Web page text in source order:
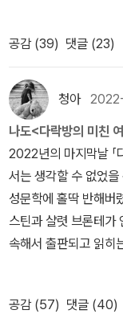
에 실린 광고에서는
어 손가락 사이로 젤(
게 튀어나온다. 광고
짜 같은 느낌이 든다'
에.움켜쥔 손에.나는
는 것 같았다. 움켜쥔
나 속눈썹을 올리고 볼
음식이 앞에 있어도
넣을까. 왜 여자들은
리 자신을 위한 만족이
야 한다. 그것이 예쁜
고, 이런 가슴이 예쁜
교를 졸업하기 전, 취
다고 한다.면전에서
고 이야기를 하는 회
다. 그리고 덩치도 있
자들이랑 비슷한 덩
다. 나도 작은 키는 아
선 친구 옆에 같이 있
이로 보게 되었다. 그
이 더 뚱뚱해 보인다
들마다 말랐다고 한
심이 상하여 공부를
할 것이라고 생각해서,
로 간주되는 울프가 곳
데, 이 과정에서 각자
어라는 개념으로 이해
를 주장할 때마다 우
장을 '반사' 하고 있다
이 없으므로 클라인
가만 보면 언제부턴
럼 보이는 것도 사실
기껏 팩트체크를 해
장을 고수하니 맥이
하는 사람들의 가장
느새 SNS와 유튜브로
살을 누른다고 뱃살
때문이다. 그런데, 뱃
살 없는것처럼 해야
이러면 사람들은 아 나
닌가.당신의 피부 잡티
네, 이 팩트로 가리자,
르셋이 필요한 이유는
아니라, 코르셋을 팔
이유를 여성에게 주입
프 어쩌고 하는 영화에
를 강의할 때, 그걸 듣
기존에 바람직하고
더더욱 궁금한 책임.-
흐하학 그리고 요새
아서 전자책 만들기 위
쓸모가 없는 게 아님...
답해서 말이 안 나옴
학읽기‘어느 시대에나
였고, 이러한 텍스트
저자의 의견이 와닿
기대함... 도서관에서
로 만들어야지ㅋㅋ
낙인이었어이 페이퍼
이 아니라 핸드폰을
보았다. 그중에서 제일
왼쪽의 대장(같은) 새
덩치도 있다. 하지만,
맹한 새끼 펭귄이 이
펭귄. 자기도 아직 아
싸워 친구를 지켜낸다.
고. 조금 있다가 또 보
노래만 10번, 20번,
노래만 듣는다. 용감한
라볼 수 없어서, 믿을
나도 잠시 남극에 가
10. 29 참사는 잊혀서
공감 (39) 댓글 (23)
청아2022-
나도<다락방의 미친
2022년의 마지막날 「
서는 생각할 수 없었
성문학에 홀딱 반해버
스틴과 샬렷 브론테가
속해서 출판되고 읽히
제외하고는 모두 벅
문장들을 나열해본다.
공감 (57) 댓글 (40)